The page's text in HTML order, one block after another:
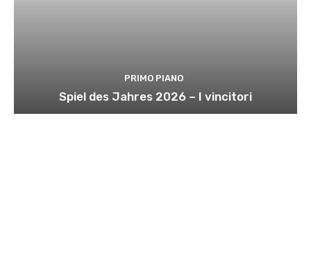
PRIMO PIANO
Spiel des Jahres 2026 – I vincitori